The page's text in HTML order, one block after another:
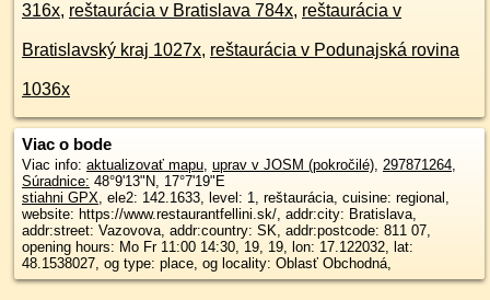
316x, reštaurácia v Bratislava 784x, reštaurácia v
Bratislavský kraj 1027x, reštaurácia v Podunajská rovina
1036x
Viac o bode
Viac info: aktualizovať mapu, uprav v JOSM (pokročilé), 297871264,
Súradnice: 48°9'13"N, 17°7'19"E
stiahni GPX, ele2: 142.1633, level: 1, reštaurácia, cuisine: regional,
website: https://www.restaurantfellini.sk/, addr:city: Bratislava,
addr:street: Vazovova, addr:country: SK, addr:postcode: 811 07,
opening hours: Mo Fr 11:00 14:30, 19, 19, lon: 17.122032, lat:
48.1538027, og type: place, og locality: Oblasť Obchodná,